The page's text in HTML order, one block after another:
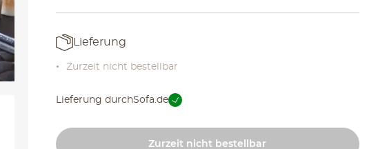
Lieferung
Zurzeit nicht bestellbar
Lieferung durchSofa.de
Zurzeit nicht bestellbar